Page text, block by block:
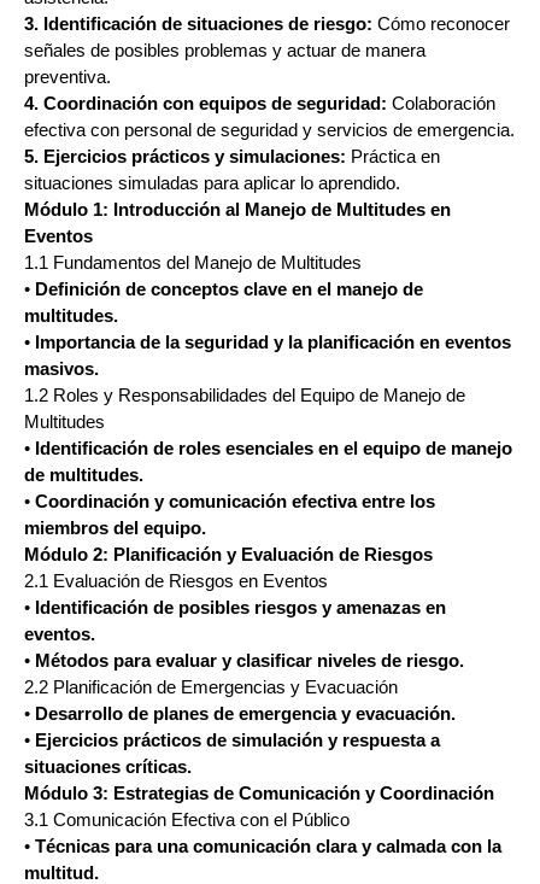
3. Identificación de situaciones de riesgo: Cómo reconocer
señales de posibles problemas y actuar de manera
preventiva.
4. Coordinación con equipos de seguridad: Colaboración
efectiva con personal de seguridad y servicios de emergencia.
5. Ejercicios prácticos y simulaciones: Práctica en
situaciones simuladas para aplicar lo aprendido.
Módulo 1: Introducción al Manejo de Multitudes en
Eventos
1.1 Fundamentos del Manejo de Multitudes
• Definición de conceptos clave en el manejo de
multitudes.
• Importancia de la seguridad y la planificación en eventos
masivos.
1.2 Roles y Responsabilidades del Equipo de Manejo de
Multitudes
• Identificación de roles esenciales en el equipo de manejo
de multitudes.
• Coordinación y comunicación efectiva entre los
miembros del equipo.
Módulo 2: Planificación y Evaluación de Riesgos
2.1 Evaluación de Riesgos en Eventos
• Identificación de posibles riesgos y amenazas en
eventos.
• Métodos para evaluar y clasificar niveles de riesgo.
2.2 Planificación de Emergencias y Evacuación
• Desarrollo de planes de emergencia y evacuación.
• Ejercicios prácticos de simulación y respuesta a
situaciones críticas.
Módulo 3: Estrategias de Comunicación y Coordinación
3.1 Comunicación Efectiva con el Público
• Técnicas para una comunicación clara y calmada con la
multitud.